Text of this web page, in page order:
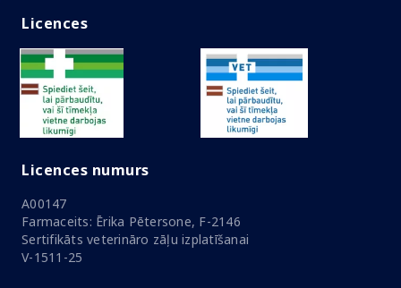
Licences
Licences numurs
A00147
Farmaceits: Ērika Pētersone, F-2146
Sertifikāts veterināro zāļu izplatīšanai
V-1511-25